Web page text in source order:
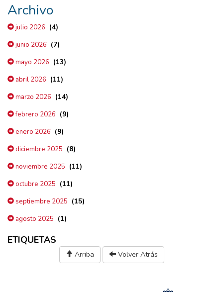
Archivo
julio 2026 (4)
junio 2026 (7)
mayo 2026 (13)
abril 2026 (11)
marzo 2026 (14)
febrero 2026 (9)
enero 2026 (9)
diciembre 2025 (8)
noviembre 2025 (11)
octubre 2025 (11)
septiembre 2025 (15)
agosto 2025 (1)
ETIQUETAS
Arriba Volver Atrás